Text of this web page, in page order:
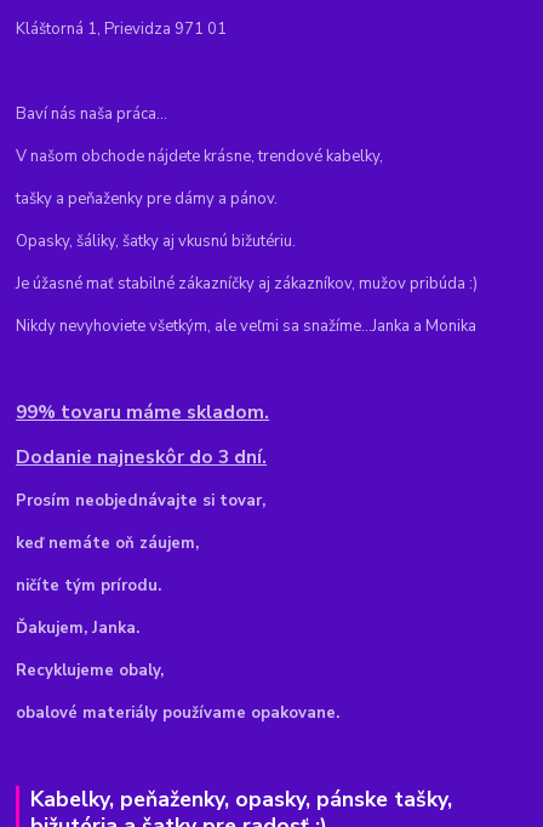
Kláštorná 1, Prievidza 971 01
Baví nás naša práca...
V našom obchode nájdete krásne, trendové kabelky,
tašky a peňaženky pre dámy a pánov.
Opasky, šáliky, šatky aj vkusnú bižutériu.
Je úžasné mať stabilné zákazníčky aj zákazníkov, mužov pribúda :)
Nikdy nevyhoviete všetkým, ale veľmi sa snažíme...Janka a Monika
99% tovaru máme skladom.
Dodanie najneskôr do 3 dní.
Prosím neobjednávajte si tovar,
keď nemáte oň záujem,
ničíte tým prírodu.
Ďakujem, Janka.
Recyklujeme obaly,
obalové materiály používame opakovane.
Kabelky, peňaženky, opasky, pánske tašky,